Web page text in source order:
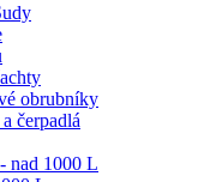
obrubníky
čerpadlá
nad 1000 L